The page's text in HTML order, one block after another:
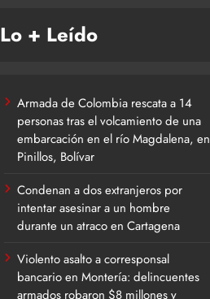
Lo + Leído
Armada de Colombia rescata a 14
personas tras el volcamiento de una
embarcación en el río Magdalena, en
Pinillos, Bolívar
Condenan a dos extranjeros por
intentar asesinar a un hombre
durante un atraco en Cartagena
Violento asalto a corresponsal
bancario en Montería: delincuentes
armados robaron $8 millones y